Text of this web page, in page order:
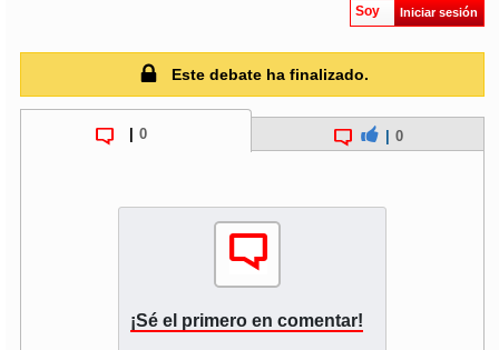
Soy Iniciar sesión
Este debate ha finalizado.
0 0
¡Sé el primero en comentar!